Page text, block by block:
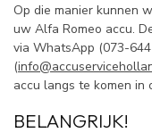
Op die manier kunnen
uw Alfa Romeo accu.
via WhatsApp (073-
(
accu langs te komen in
BELANGRIJK!